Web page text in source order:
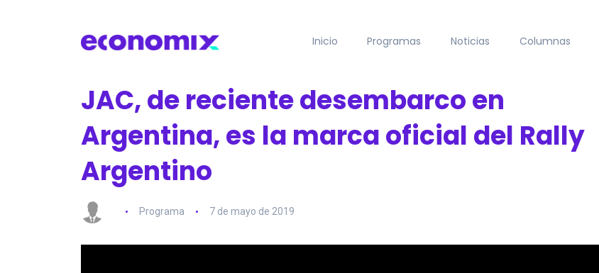
Inicio Programas Noticias Columnas
JAC, de reciente desembarco en
Argentina, es la marca oficial del Rally
Argentino
Programa 7 de mayo de 2019